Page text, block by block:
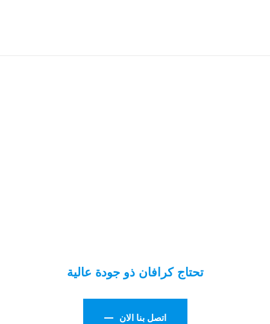
تحتاج كرافان ذو جودة عالية
اتصل بنا الان